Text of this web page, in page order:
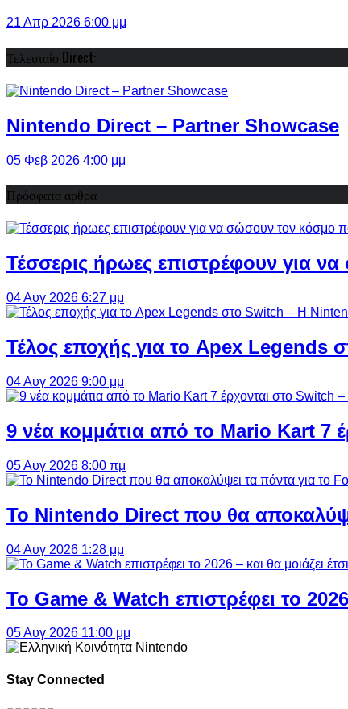
21 Απρ 2026 6:00 μμ
Τελευταίο Direct:
Nintendo Direct – Partner Showcase
05 Φεβ 2026 4:00 μμ
Πρόσφατα άρθρα
Τέσσερις ήρωες επιστρέφουν για
04 Αυγ 2026 6:27 μμ
Τέλος εποχής για το Apex Legends
04 Αυγ 2026 9:00 μμ
9 νέα κομμάτια από το Mario Kart 7
05 Αυγ 2026 8:00 πμ
Το Nintendo Direct που θα
04 Αυγ 2026 1:28 μμ
Το Game & Watch επιστρέφει το 2026
05 Αυγ 2026 11:00 μμ
Stay Connected